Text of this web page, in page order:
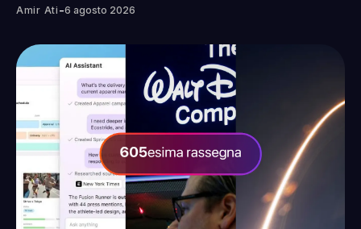
Amir Ati -6 agosto 2026